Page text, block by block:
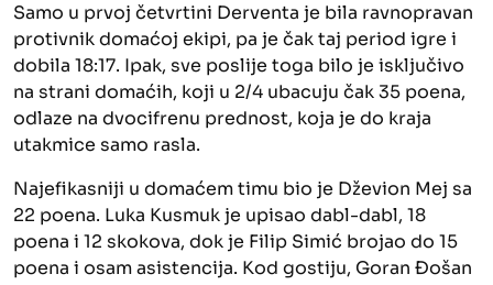
Samo u prvoj četvrtini Derventa je bila ravnopravan
protivnik domaćoj ekipi, pa je čak taj period igre i
dobila 18:17. Ipak, sve poslije toga bilo je isključivo
na strani domaćih, koji u 2/4 ubacuju čak 35 poena,
odlaze na dvocifrenu prednost, koja je do kraja
utakmice samo rasla.
Najefikasniji u domaćem timu bio je Dževion Mej sa
22 poena. Luka Kusmuk je upisao dabl-dabl, 18
poena i 12 skokova, dok je Filip Simić brojao do 15
poena i osam asistencija. Kod gostiju, Goran Đošan